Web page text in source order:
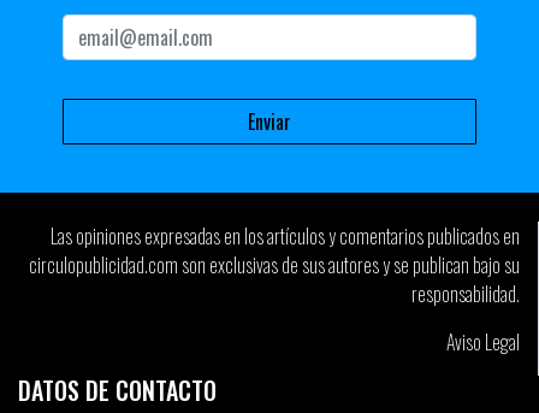
Las opiniones expresadas en los artículos y comentarios publicados en
circulopublicidad.com son exclusivas de sus autores y se publican bajo su
responsabilidad.
Aviso Legal
DATOS DE CONTACTO